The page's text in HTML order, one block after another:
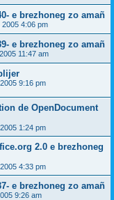
e brezhoneg zo amañ
4:06 pm
e brezhoneg zo amañ
11:47 am
9:16 pm
de OpenDocument
1:24 pm
2.0 e brezhoneg
4:33 pm
e brezhoneg zo amañ
9:26 am